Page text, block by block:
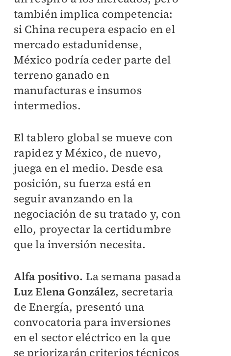
también implica competencia:
si China recupera espacio en el
mercado estadunidense,
México podría ceder parte del
terreno ganado en
manufacturas e insumos
intermedios.
El tablero global se mueve con
rapidez y México, de nuevo,
juega en el medio. Desde esa
posición, su fuerza está en
seguir avanzando en la
negociación de su tratado y, con
ello, proyectar la certidumbre
que la inversión necesita.
Alfa positivo. La semana pasada
Luz Elena González, secretaria
de Energía, presentó una
convocatoria para inversiones
en el sector eléctrico en la que
se priorizarán criterios técnicos